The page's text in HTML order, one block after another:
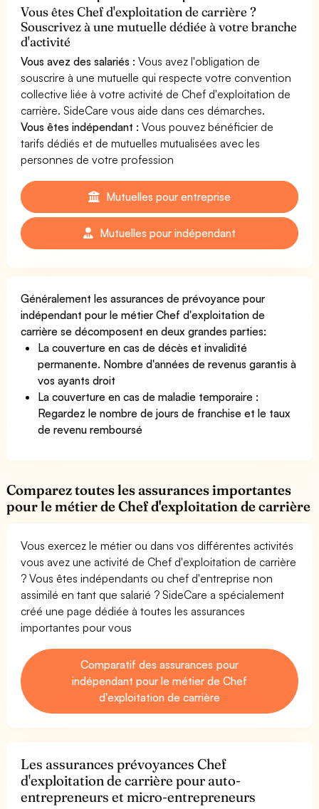
Vous êtes Chef d'exploitation de carrière ?
Souscrivez à une mutuelle dédiée à votre branche
d'activité
Vous avez des salariés : Vous avez l'obligation de
souscrire à une mutuelle qui respecte votre convention
collective liée à votre activité de Chef d'exploitation de
carrière. SideCare vous aide dans ces démarches.
Vous êtes indépendant : Vous pouvez bénéficier de
tarifs dédiés et de mutuelles mutualisées avec les
personnes de votre profession
Mutuelles pour entreprise
Mutuelles pour indépendant
Généralement les assurances de prévoyance pour
indépendant pour le métier Chef d'exploitation de
carrière se décomposent en deux grandes parties:
La couverture en cas de décès et invalidité
permanente. Nombre d'années de revenus garantis à
vos ayants droit
La couverture en cas de maladie temporaire :
Regardez le nombre de jours de franchise et le taux
de revenu remboursé
Comparez toutes les assurances importantes
pour le métier de Chef d'exploitation de carrière
Vous exercez le métier ou dans vos différentes activités
vous avez une activité de Chef d'exploitation de carrière
? Vous êtes indépendants ou chef d'entreprise non
assimilé en tant que salarié ? SideCare a spécialement
créé une page dédiée à toutes les assurances
importantes pour vous
Comparatif des assurances pour
indépendant pour le métier de Chef
d'exploitation de carrière
Les assurances prévoyances Chef
d'exploitation de carrière pour auto-
entrepreneurs et micro-entrepreneurs